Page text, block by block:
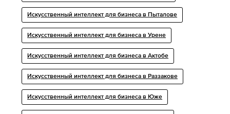
Искусственный интеллект для бизнеса в Пыталове
Искусственный интеллект для бизнеса в Урене
Искусственный интеллект для бизнеса в Актобе
Искусственный интеллект для бизнеса в Раззакове
Искусственный интеллект для бизнеса в Юже